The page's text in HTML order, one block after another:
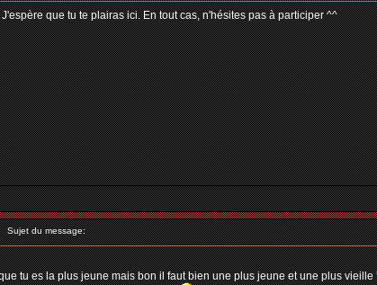
que tu te plairas ici. En tout cas, n'hésites pas à participer ^^
Sujet du message:
tu es la plus jeune mais bon il faut bien une plus jeune et une plus vieille